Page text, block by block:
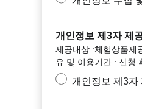
개인정보 제3자 제
제공대상 :체험상품제
유 및 이용기간 : 신청
개인정보 제3자